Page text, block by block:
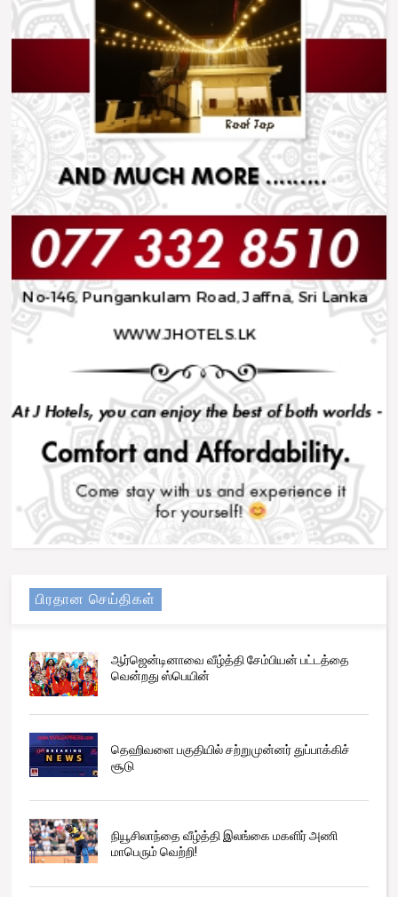
பிரதான செய்திகள்
ஆர்ஜென்டினாவை வீழ்த்தி சேம்பியன் பட்டத்தை
வென்றது ஸ்பெயின்
தெஹிவளை பகுதியில் சற்றுமுன்னர் துப்பாக்கிச்
சூடு
நியூசிலாந்தை வீழ்த்தி இலங்கை மகளிர் அணி
மாபெரும் வெற்றி!